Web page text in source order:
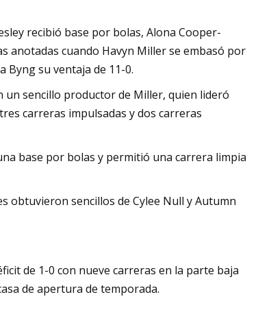
recibió base por bolas, Alona Cooper-
anotadas cuando Havyn Miller se embasó por
su ventaja de 11-0.
sencillo productor de Miller, quien lideró
carreras impulsadas y dos carreras
base por bolas y permitió una carrera limpia
obtuvieron sencillos de Cylee Null y Autumn
de 1-0 con nueve carreras en la parte baja
de apertura de temporada.